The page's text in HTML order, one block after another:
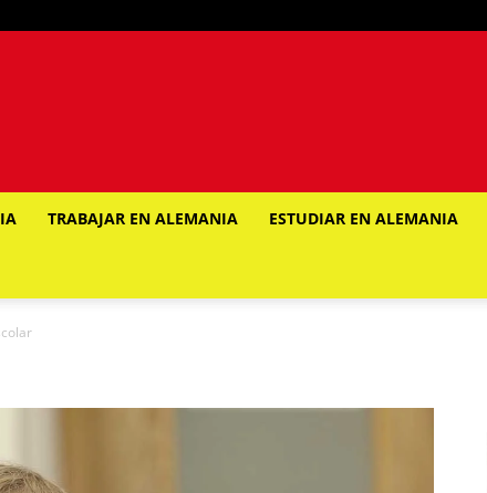
TRABAJAR EN ALEMANIA ESTUDIAR EN ALEMANIA